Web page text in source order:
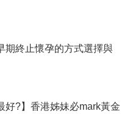
期終止懷孕的方式選擇與
好?】香港姊妹必mark黃金